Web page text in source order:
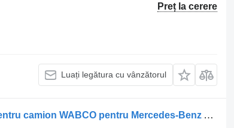
Preț la cerere
Luați legătura cu vânzătorul
Filtru uscător Uscător de aer A0004301315 pentru camion WABCO pentru Mercedes-Benz A0004301315/A0004309815